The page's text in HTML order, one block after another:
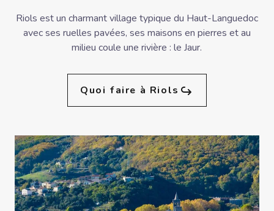
Riols est un charmant village typique du Haut-Languedoc
avec ses ruelles pavées, ses maisons en pierres et au
milieu coule une rivière : le Jaur.
Quoi faire à Riols